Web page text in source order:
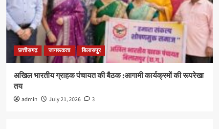
छत्तीसगढ़ जागरूकता बिलासपुर
अखिल भारतीय ग्राहक पंचायत की बैठक :आगामी कार्यक्रमों की रूपरेखा
तय
admin July 21, 2026 3